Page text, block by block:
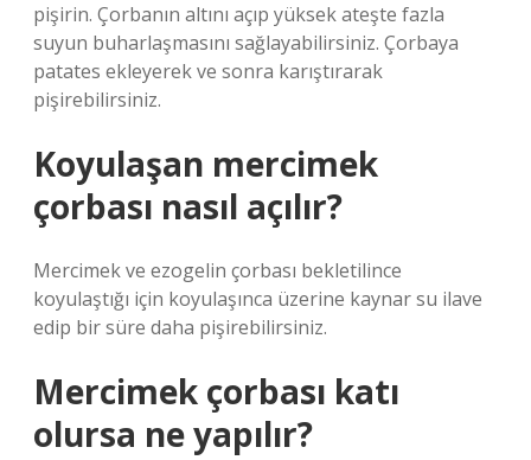
pişirin. Çorbanın altını açıp yüksek ateşte fazla
suyun buharlaşmasını sağlayabilirsiniz. Çorbaya
patates ekleyerek ve sonra karıştırarak
pişirebilirsiniz.
Koyulaşan mercimek
çorbası nasıl açılır?
Mercimek ve ezogelin çorbası bekletilince
koyulaştığı için koyulaşınca üzerine kaynar su ilave
edip bir süre daha pişirebilirsiniz.
Mercimek çorbası katı
olursa ne yapılır?